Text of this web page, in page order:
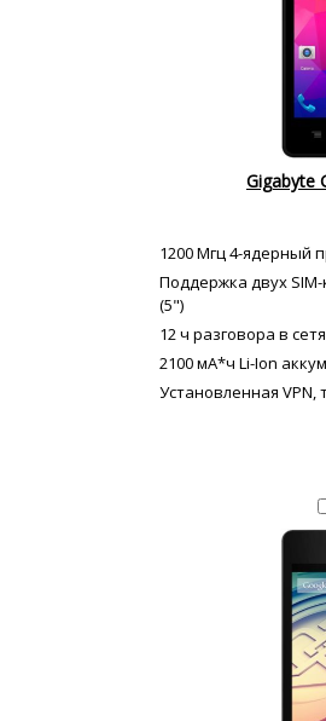
Gigabyte
1200 Мгц 4-ядерный
Поддержка двух
(5")
12 ч разговора в
2100 мА*ч Li-Ion
Установленная VPN,